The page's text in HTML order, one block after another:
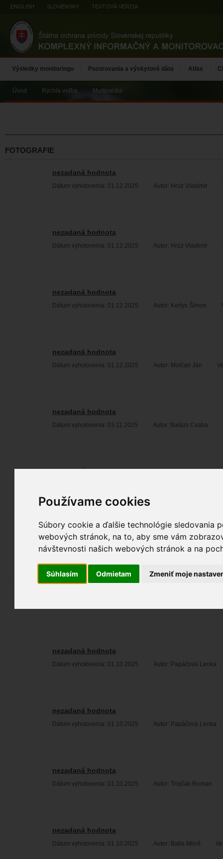
Používame cookies
Súbory cookie a ďalšie technológie sledovania
webových stránok, na to, aby sme vám
návštevnosti našich webových stránok a na
Súhlasím Odmietam Zmeniť moje
ENGLISH SLOVENSKY TEXTOVÁ VERZIA
Výsledky monitoringu Pozorovania a výskytové dáta Atlas
Úvod Rýchla voľba Multimédiá
FOTOGRAFIE
nezadaná hodnota
Dátum vyhotovenia: 01.12.2025 Autor: Hrúz Vladimír
nezadaná hodnota
Dátum vyhotovenia: 01.12.2025 Autor: Hrúz Vladimír
nezadaná hodnota
Dátum vyhotovenia: 01.12.2025 Autor: Kertys Šimon
nezadaná hodnota
Dátum vyhotovenia: 01.12.2025 Autor: Molčan Ján
nezadaná hodnota
Dátum vyhotovenia: 03.11.2025 Autor: Balázs Csaba
nezadaná hodnota
Dátum vyhotovenia: 03.11.2025 Autor: Balázs Csaba
nezadaná hodnota
Dátum vyhotovenia: 01.10.2025 Autor: Papáčová Lenka
nezadaná hodnota
Dátum vyhotovenia: 01.10.2025 Autor: Papáčová Lenka
nezadaná hodnota
Dátum vyhotovenia: 01.10.2025 Autor: Trojčák Roman
nezadaná hodnota
Dátum vyhotovenia: 01.10.2025 Autor: Balla Miloš